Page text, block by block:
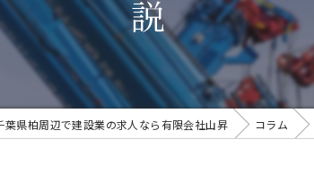
説
葉県柏周辺で建設業の求人なら有限会社山昇 コラム